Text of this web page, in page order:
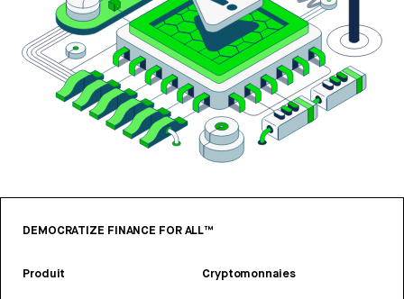
DEMOCRATIZE FINANCE FOR ALL™
Produit Cryptomonnaies